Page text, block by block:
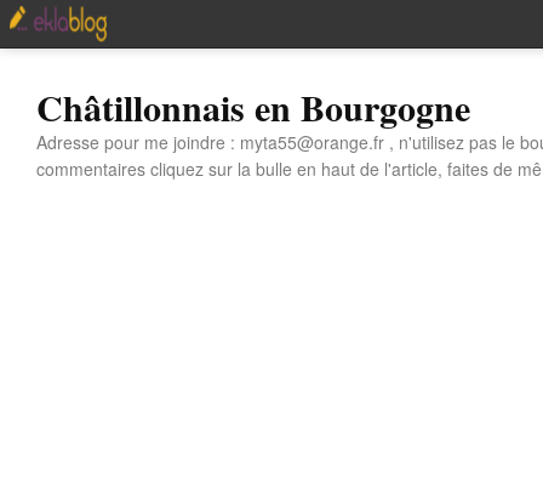
Châtillonnais en Bourgogne
Adresse pour me joindre : myta55@orange.fr , n'utilisez pas le
commentaires cliquez sur la bulle en haut de l'article, faites de